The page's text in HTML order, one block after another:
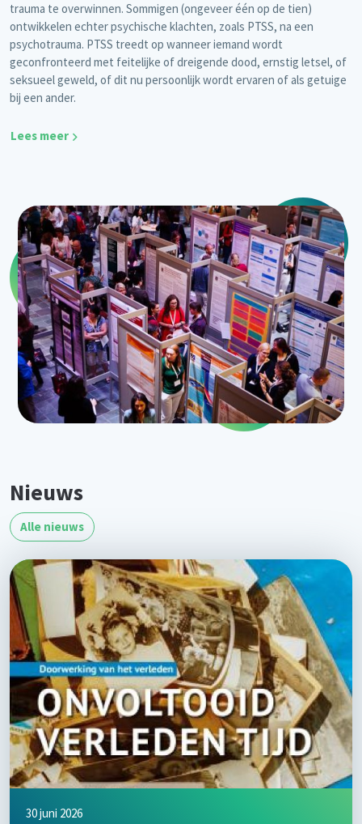
trauma te overwinnen. Sommigen (ongeveer één op de tien)
ontwikkelen echter psychische klachten, zoals PTSS, na een
psychotrauma. PTSS treedt op wanneer iemand wordt
geconfronteerd met feitelijke of dreigende dood, ernstig letsel, of
seksueel geweld, of dit nu persoonlijk wordt ervaren of als getuige
bij een ander.
Lees meer
Nieuws
Alle nieuws
30 juni 2026